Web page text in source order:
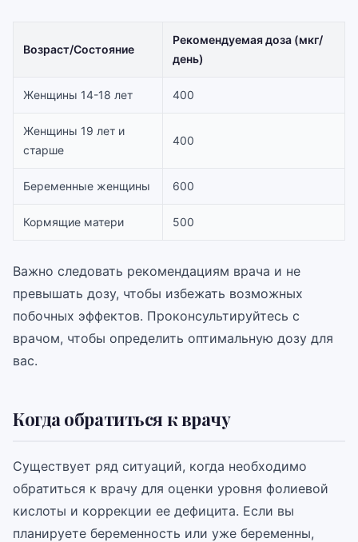
Возраст/Состояние
Рекомендуемая доза (мкг/
день)
Женщины 14-18 лет 400
Женщины 19 лет и
старше
400
Беременные женщины 600
Кормящие матери 500
Важно следовать рекомендациям врача и не
превышать дозу, чтобы избежать возможных
побочных эффектов. Проконсультируйтесь с
врачом, чтобы определить оптимальную дозу для
вас.
Когда обратиться к врачу
Существует ряд ситуаций, когда необходимо
обратиться к врачу для оценки уровня фолиевой
кислоты и коррекции ее дефицита. Если вы
планируете беременность или уже беременны,